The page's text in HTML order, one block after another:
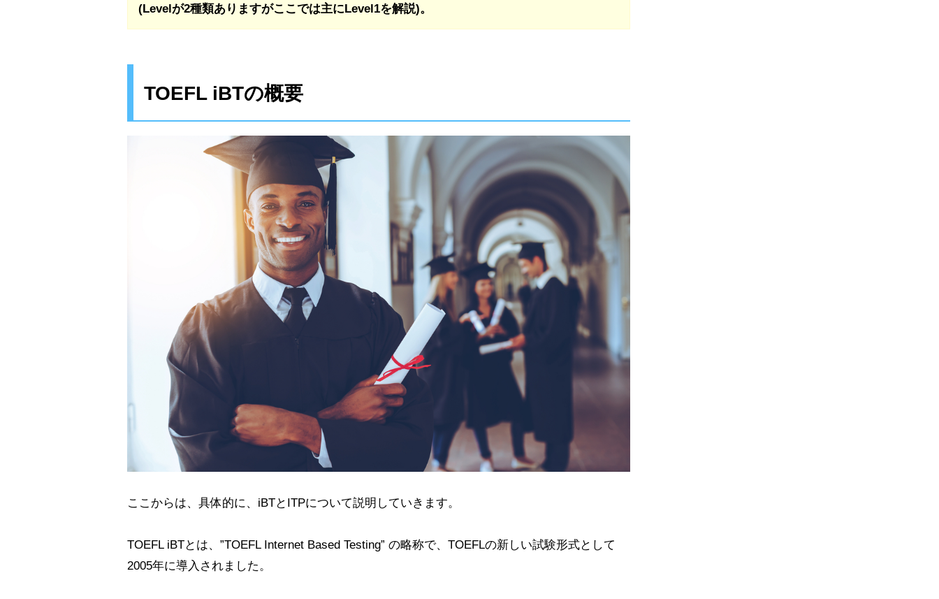
(Levelが2種類ありますがここでは主にLevel1を解説)。
TOEFL iBTの概要
ここからは、具体的に、iBTとITPについて説明していきます。
TOEFL iBTとは、”TOEFL Internet Based Testing” の略称で、TOEFLの新しい試験形式として
2005年に導入されました。